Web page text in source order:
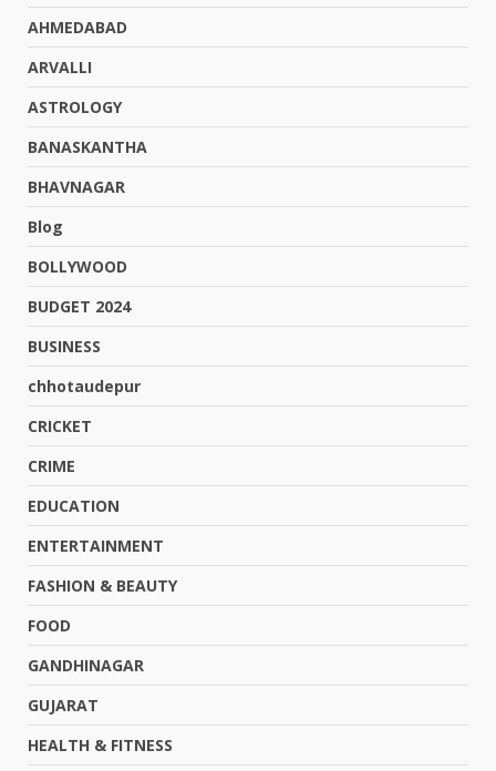
AHMEDABAD
ARVALLI
ASTROLOGY
BANASKANTHA
BHAVNAGAR
Blog
BOLLYWOOD
BUDGET 2024
BUSINESS
chhotaudepur
CRICKET
CRIME
EDUCATION
ENTERTAINMENT
FASHION & BEAUTY
FOOD
GANDHINAGAR
GUJARAT
HEALTH & FITNESS